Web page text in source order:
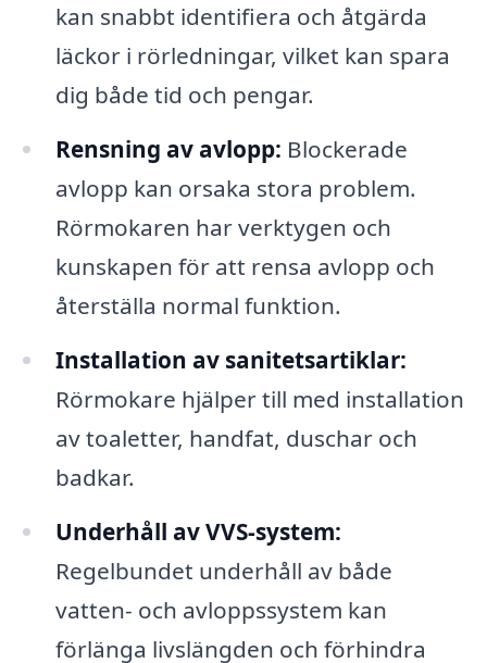
kan snabbt identifiera och åtgärda
läckor i rörledningar, vilket kan spara
dig både tid och pengar.
Rensning av avlopp: Blockerade
avlopp kan orsaka stora problem.
Rörmokaren har verktygen och
kunskapen för att rensa avlopp och
återställa normal funktion.
Installation av sanitetsartiklar:
Rörmokare hjälper till med installation
av toaletter, handfat, duschar och
badkar.
Underhåll av VVS-system:
Regelbundet underhåll av både
vatten- och avloppssystem kan
förlänga livslängden och förhindra